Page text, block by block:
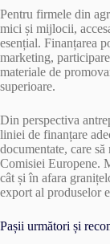
Pentru firmele din
mici și mijlocii,
esențial. Finanțarea
marketing,
materiale de
superioare.
Din perspectiva
liniei de finanțare
documentate, care
Comisiei Europene.
cât și în afara
export al produselor
Pașii următori și